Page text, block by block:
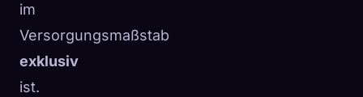
im
Versorgungsmaßstab
exklusiv
ist.